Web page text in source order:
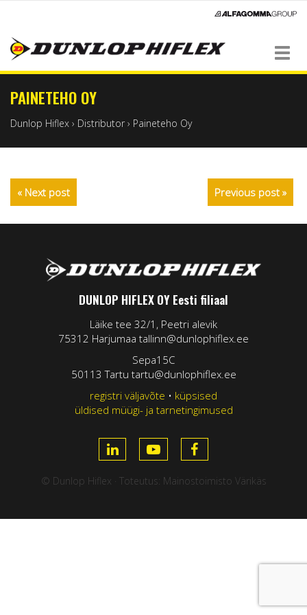
Navigation
PAINETEHO OY
Dunlop Hiflex › Distributor › Paineteho Oy
Previous post »
« Next post
DUNLOP HIFLEX OY Eesti filiaal
Läike tee 32/1, Peetri alevik
75312 Harjumaa tallinn@dunlophiflex.ee
Sepa15C
50113 Tartu tartu@dunlophiflex.ee
registri väljavõte • küpsised
üldised müügi- ja tarnetingimused
© Dunlop Hiflex · Toteutus: Mainostoimisto Värikäs